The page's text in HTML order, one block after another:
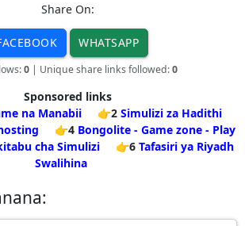
Share On:
WHATSAPP
0| Unique share links followed:0
Sponsored links
na Manabii 👉2 Simulizi za Hadithi
👉4 Bongolite - Game zone - Play
cha Simulizi 👉6 Tafasiri ya Riyadh
Swalihina